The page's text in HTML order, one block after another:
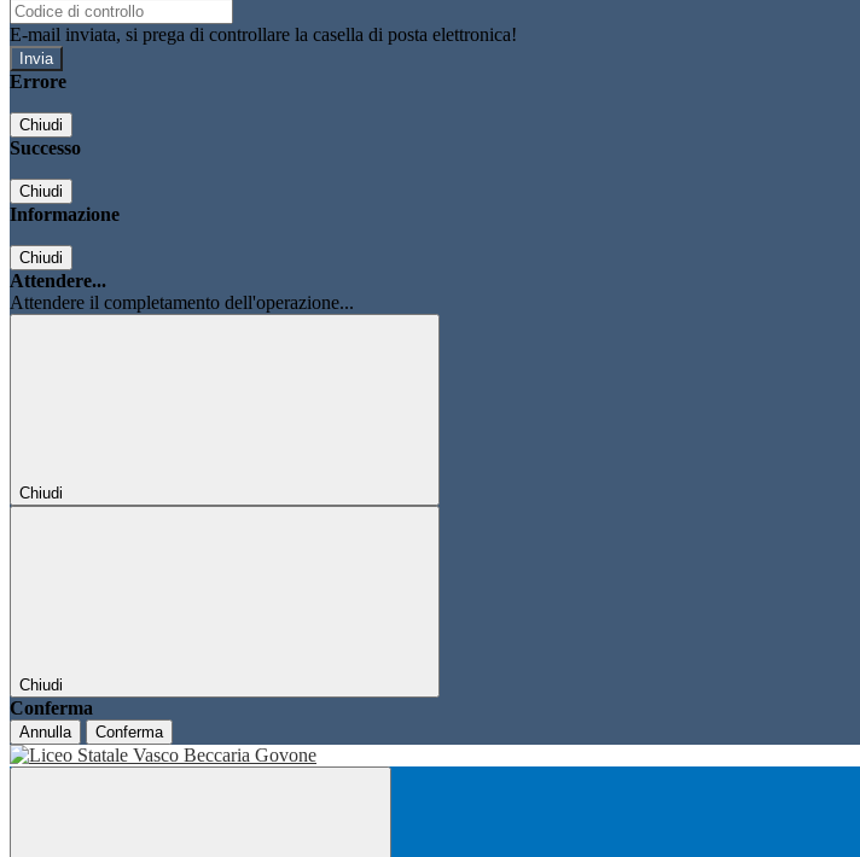
E-mail inviata, si prega di controllare la casella di posta elettronica!
Errore
Chiudi
Successo
Chiudi
Informazione
Chiudi
Attendere...
Attendere il completamento dell'operazione...
Chiudi
Chiudi
Conferma
Annulla Conferma